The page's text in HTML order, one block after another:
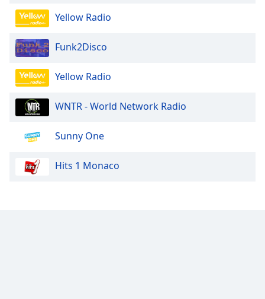
Yellow Radio
Funk2Disco
Yellow Radio
WNTR - World Network Radio
Sunny One
Hits 1 Monaco